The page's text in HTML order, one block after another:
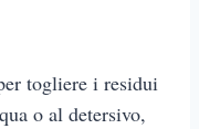
togliere i residui
o al detersivo,